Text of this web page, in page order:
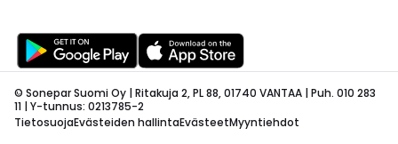
© Sonepar Suomi Oy | Ritakuja 2, PL 88, 01740 VANTAA | Puh. 010 283
11 | Y-tunnus: 0213785-2
TietosuojaEvästeiden hallintaEvästeetMyyntiehdot